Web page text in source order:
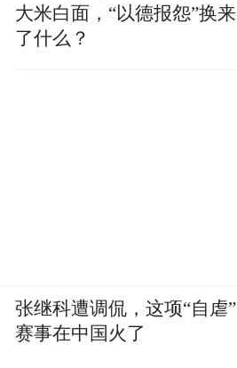
大米白面，“以德报怨”换来
了什么？
张继科遭调侃，这项“自虐”
赛事在中国火了